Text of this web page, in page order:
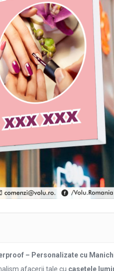
– Personalizate cu
afacerii tale cu casetele